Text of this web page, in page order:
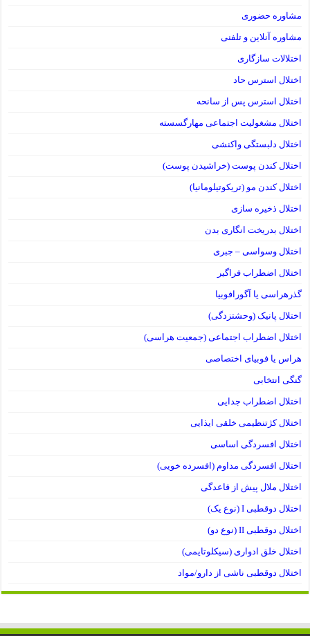
مشاوره حضوری
مشاوره آنلاین و تلفنی
اختلالات سازگاری
اختلال استرس حاد
اختلال استرس پس از سانحه
اختلال مشغولیت اجتماعی مهارگسسته
اختلال دلبستگی واکنشی
اختلال کندن پوست (خراشیدن پوست)
اختلال کندن مو (تریکوتیلومانیا)
اختلال ذخیره سازی
اختلال بدریخت انگاری بدن
اختلال وسواسی – جبری
اختلال اضطراب فراگیر
گذرهراسی یا آگورافوبیا
اختلال پانیک (وحشتزدگی)
اختلال اضطراب اجتماعی (جمعیت هراسی)
هراس یا فوبیای اختصاصی
گنگی انتخابی
اختلال اضطراب جدایی
اختلال کژتنظیمی خلقی ایذایی
اختلال افسردگی اساسی
اختلال افسردگی مداوم (افسرده خویی)
اختلال ملال پیش از قاعدگی
اختلال دوقطبی I (نوع یک)
اختلال دوقطبی II (نوع دو)
اختلال خلق ادواری (سیکلوتایمی)
اختلال دوقطبی ناشی از دارو/مواد